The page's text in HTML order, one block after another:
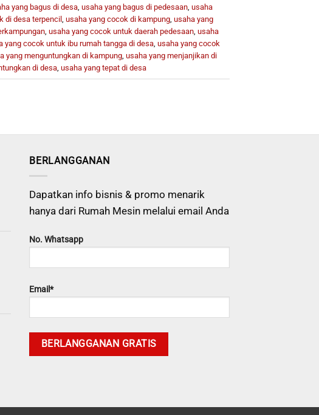
yang bagus di desa, usaha yang bagus di pedesaan, usaha
di desa terpencil, usaha yang cocok di kampung, usaha yang
, usaha yang cocok untuk daerah pedesaan, usaha
yang cocok untuk ibu rumah tangga di desa, usaha yang cocok
yang menguntungkan di kampung, usaha yang menjanjikan di
di desa, usaha yang tepat di desa
BERLANGGANAN
Dapatkan info bisnis & promo menarik
hanya dari Rumah Mesin melalui email Anda
No. Whatsapp
Email*